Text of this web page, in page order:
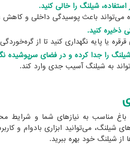
شیلنگ را خالی کنید.
می‌تواند باعث پوسیدگی داخلی و
ذخیره کنید.
یا پایه نگهداری کنید تا از
را جدا کرده و در فضای سرپوشیده
به شیلنگ آسیب جدی وارد کند.
باغ مناسب به نیازهای شما و شرایط
شیلنگ، می‌توانید ابزاری بادوام و
از شیلنگ خود بهره ببرید.